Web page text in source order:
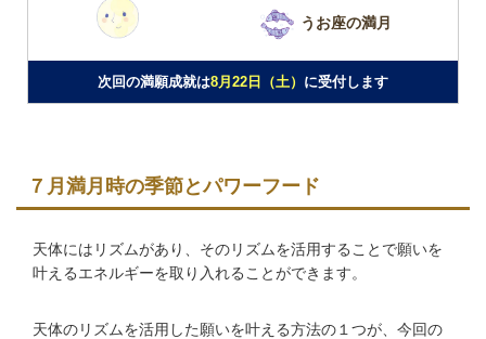
うお座の満月
次回の満願成就は8月22日（土） に受付します
７月満月時の季節とパワーフード
天体にはリズムがあり、そのリズムを活用することで願いを
叶えるエネルギーを取り入れることができます。
天体のリズムを活用した願いを叶える方法の１つが、今回の